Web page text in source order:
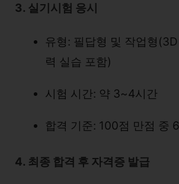
3. 실기시험 응시
유형: 필답형 및 작업형
력 실습 포함)
시험 시간: 약 3~4시간
합격 기준: 100점 만점 중
4. 최종 합격 후 자격증 발급